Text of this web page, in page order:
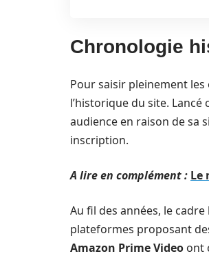
Chronologie
Pour saisir pleinement
l’historique du site.
audience en raison de sa
inscription.
A lire en complément : Le
Au fil des années, le
plateformes proposant
Amazon Prime Video ont